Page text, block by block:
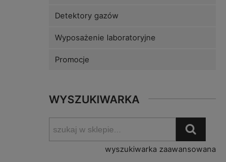
Detektory gazów
Wyposażenie laboratoryjne
Promocje
WYSZUKIWARKA
wyszukiwarka zaawansowana